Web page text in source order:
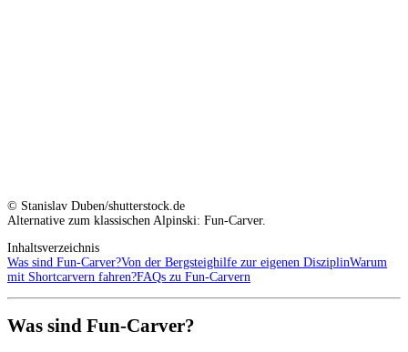
© Stanislav Duben/shutterstock.de
Alternative zum klassischen Alpinski: Fun-Carver.
Inhaltsverzeichnis
Was sind Fun-Carver?Von der Bergsteighilfe zur eigenen DisziplinWarum
mit Shortcarvern fahren?FAQs zu Fun-Carvern
Was sind Fun-Carver?